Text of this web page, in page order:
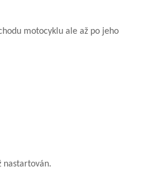
motocyklu ale až po jeho
nastartován.